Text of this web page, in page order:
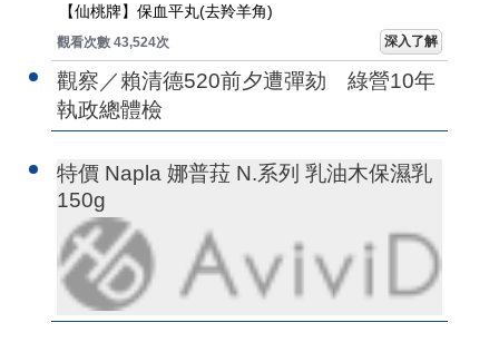
【仙桃牌】保血平丸(去羚羊角)
觀看次數 43,524次 深入了解
觀察／賴清德520前夕遭彈劾 綠營10年
執政總體檢
特價 Napla 娜普菈 N.系列 乳油木保濕乳
150g